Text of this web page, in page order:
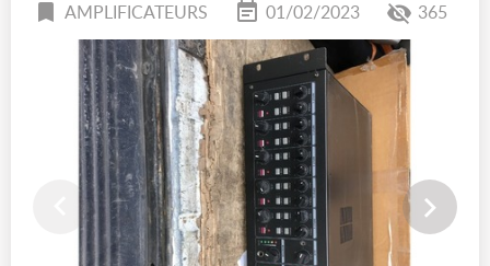
AMPLIFICATEURS 01/02/2023 365